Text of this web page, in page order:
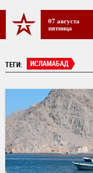
07 августа
пятница
ТЕГИ: ИСЛАМАБАД